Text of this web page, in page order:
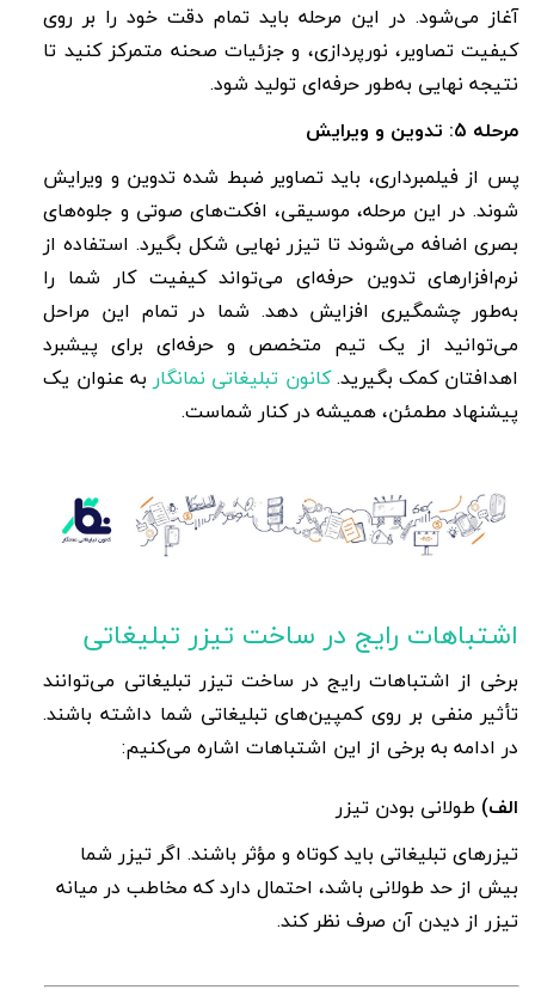
آغاز می‌شود. در این مرحله باید تمام دقت خود را بر روی
کیفیت تصاویر، نورپردازی، و جزئیات صحنه متمرکز کنید تا
نتیجه نهایی به‌طور حرفه‌ای تولید شود.
مرحله 5: تدوین و ویرایش
پس از فیلمبرداری، باید تصاویر ضبط شده تدوین و ویرایش
شوند. در این مرحله، موسیقی، افکت‌های صوتی و جلوه‌های
بصری اضافه می‌شوند تا تیزر نهایی شکل بگیرد. استفاده از
نرم‌افزارهای تدوین حرفه‌ای می‌تواند کیفیت کار شما را
به‌طور چشمگیری افزایش دهد. شما در تمام این مراحل
می‌توانید از یک تیم متخصص و حرفه‌ای برای پیشبرد
اهدافتان کمک بگیرید.کانون تبلیغاتی نمانگار به عنوان یک
پیشنهاد مطمئن، همیشه در کنار شماست.
اشتباهات رایج در ساخت تیزر تبلیغاتی
برخی از اشتباهات رایج در ساخت تیزر تبلیغاتی می‌توانند
تأثیر منفی بر روی کمپین‌های تبلیغاتی شما داشته باشند.
در ادامه به برخی از این اشتباهات اشاره می‌کنیم:
الف) طولانی بودن تیزر
تیزرهای تبلیغاتی باید کوتاه و مؤثر باشند. اگر تیزر شما
بیش از حد طولانی باشد، احتمال دارد که مخاطب در میانه
تیزر از دیدن آن صرف نظر کند.